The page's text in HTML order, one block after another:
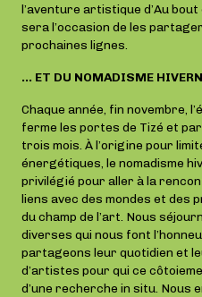
l’aventure artistique d’Au
sera l’occasion de les
prochaines lignes.
… ET DU NOMADISME
Chaque année, fin novembre,
ferme les portes de Tizé et
trois mois. À l’origine pour
énergétiques, le nomadisme
privilégié pour aller à la
liens avec des mondes et des
du champ de l’art. Nous
diverses qui nous font
partageons leur quotidien et
d’artistes pour qui ce
d’une recherche in situ. Nous